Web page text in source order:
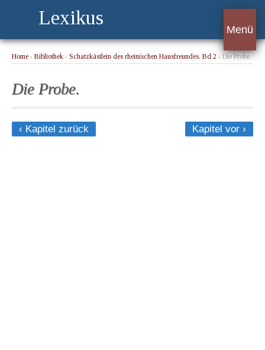
Lexikus
Menü
Home › Bibliothek › Schatzkästlein des rheinischen Hausfreundes. Bd 2 › Die Probe.
Die Probe.
‹ Kapitel zurück Kapitel vor ›